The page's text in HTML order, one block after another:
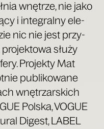
wnę­trze, nie jako
i inte­gral­ny ele­
nic nie jest przy­
słu­ży
Pro­jek­ty Mat
publi­ko­wa­ne
wnę­trzar­skich
Pol­ska, VOGUE
Digest, LABEL